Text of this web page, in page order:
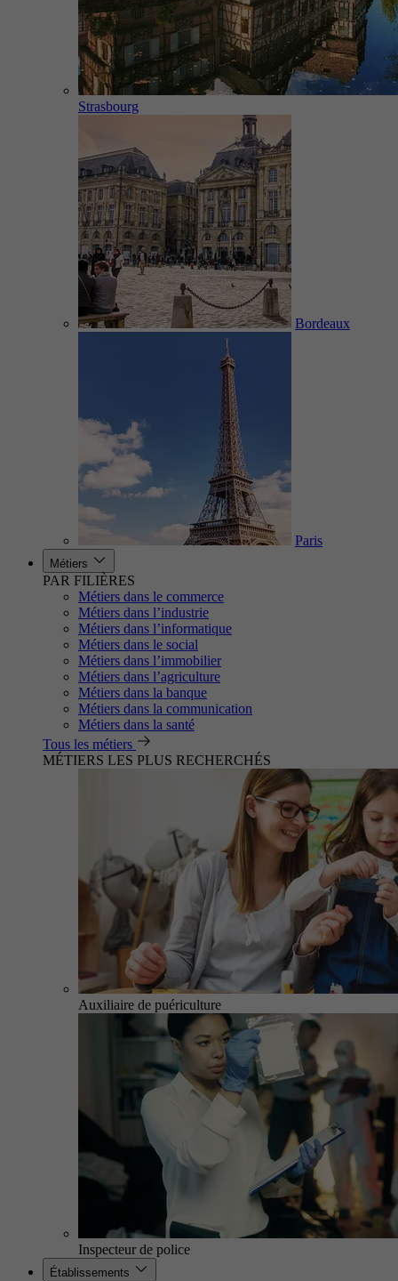
Strasbourg
Bordeaux
Paris
Métiers
PAR FILIÈRES
Métiers dans le commerce
Métiers dans l’industrie
Métiers dans l’informatique
Métiers dans le social
Métiers dans l’immobilier
Métiers dans l’agriculture
Métiers dans la banque
Métiers dans la communication
Métiers dans la santé
Tous les métiers
MÉTIERS LES PLUS RECHERCHÉS
Auxiliaire de puériculture
Inspecteur de police
Établissements